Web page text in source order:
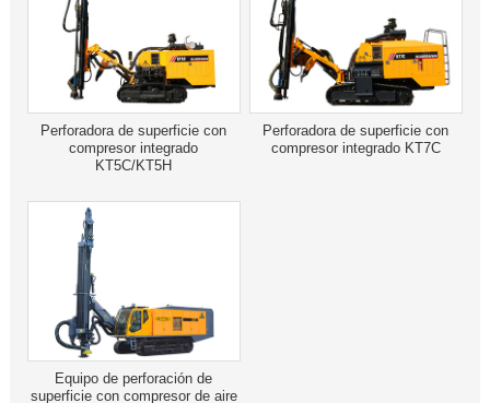
Perforadora de superficie con
compresor integrado
KT5C/KT5H
Perforadora de superficie con
compresor integrado KT7C
Equipo de perforación de
superficie con compresor de aire